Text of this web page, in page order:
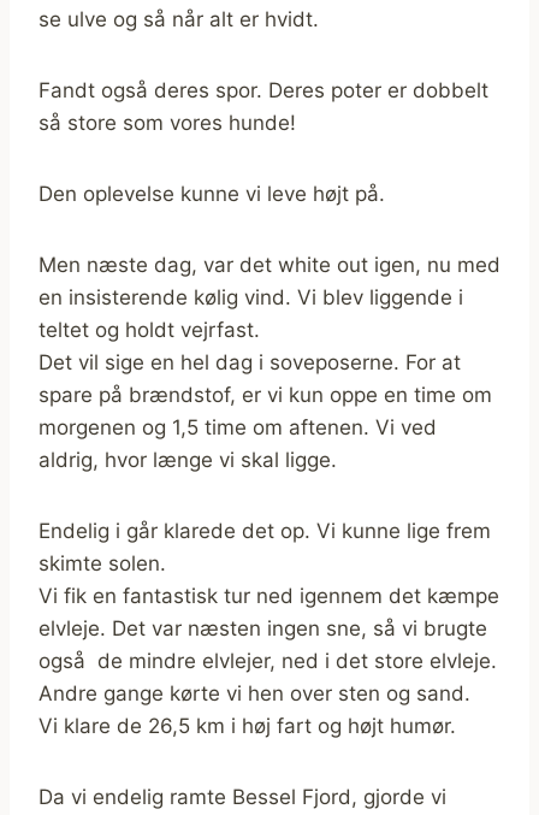
se ulve og så når alt er hvidt.
Fandt også deres spor. Deres poter er dobbelt
så store som vores hunde!
Den oplevelse kunne vi leve højt på.
Men næste dag, var det white out igen, nu med
en insisterende kølig vind. Vi blev liggende i
teltet og holdt vejrfast.
Det vil sige en hel dag i soveposerne. For at
spare på brændstof, er vi kun oppe en time om
morgenen og 1,5 time om aftenen. Vi ved
aldrig, hvor længe vi skal ligge.
Endelig i går klarede det op. Vi kunne lige frem
skimte solen.
Vi fik en fantastisk tur ned igennem det kæmpe
elvleje. Det var næsten ingen sne, så vi brugte
også de mindre elvlejer, ned i det store elvleje.
Andre gange kørte vi hen over sten og sand.
Vi klare de 26,5 km i høj fart og højt humør.
Da vi endelig ramte Bessel Fjord, gjorde vi